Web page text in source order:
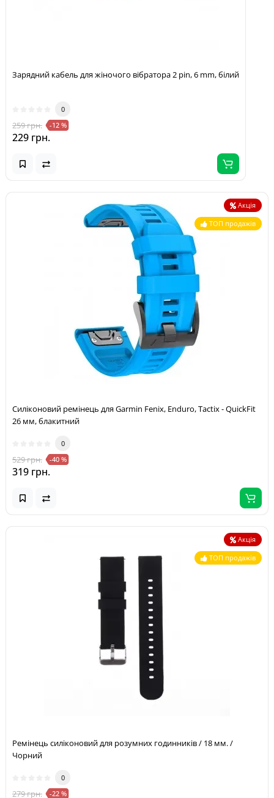
Зарядний кабель для жіночого вібратора 2 pin, 6 mm, білий
0
259 грн. -12 %
229 грн.
Акція
ТОП продажів
Силіконовий ремінець для Garmin Fenix, Enduro, Tactix - QuickFit
26 мм, блакитний
0
529 грн. -40 %
319 грн.
Акція
ТОП продажів
Ремінець силіконовий для розумних годинників / 18 мм. /
Чорний
0
279 грн. -22 %